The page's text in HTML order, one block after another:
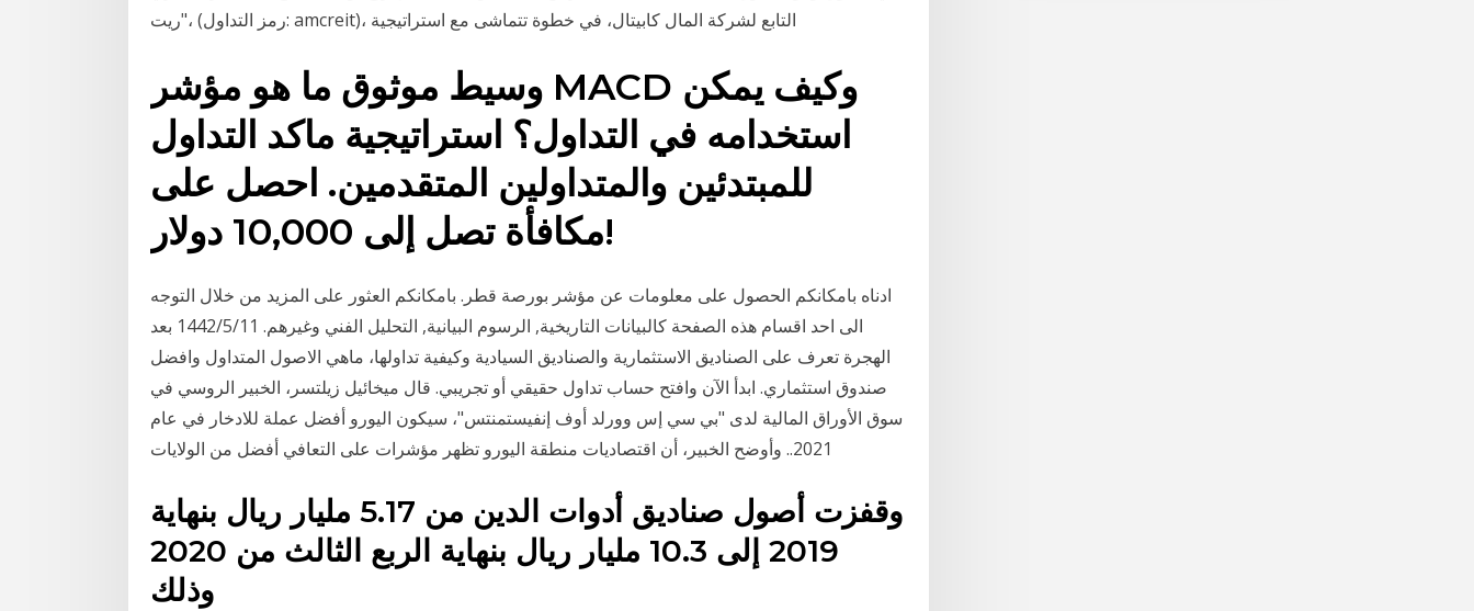
ريت"، (رمز التداول: amcreit)، التابع لشركة المال كابيتال، في خطوة تتماشى مع استراتيجية
وسيط موثوق ما هو مؤشر MACD وكيف يمكن
استخدامه في التداول؟ استراتيجية ماكد التداول
للمبتدئين والمتداولين المتقدمين. احصل على
مكافأة تصل إلى 10,000 دولار!
ادناه بامكانكم الحصول على معلومات عن مؤشر بورصة قطر. بامكانكم العثور على المزيد من خلال التوجه
الى احد اقسام هذه الصفحة كالبيانات التاريخية, الرسوم البيانية, التحليل الفني وغيرهم. 11‏‏/5‏‏/1442 بعد
الهجرة تعرف على الصناديق الاستثمارية والصناديق السيادية وكيفية تداولها، ماهي الاصول المتداول وافضل
صندوق استثماري. ابدأ الآن وافتح حساب تداول حقيقي أو تجريبي. قال ميخائيل زيلتسر، الخبير الروسي في
سوق الأوراق المالية لدى "بي سي إس وورلد أوف إنفيستمنتس"، سيكون اليورو أفضل عملة للادخار في عام
2021.. وأوضح الخبير، أن اقتصاديات منطقة اليورو تظهر مؤشرات على التعافي أفضل من الولايات
وقفزت أصول صناديق أدوات الدين من 5.17 مليار ريال بنهاية
2019 إلى 10.3 مليار ريال بنهاية الربع الثالث من 2020
وذلك